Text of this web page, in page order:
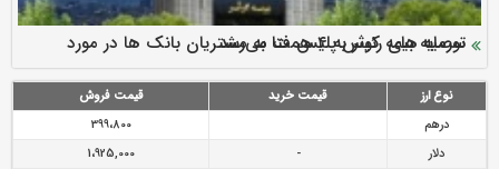
ارزش سهام عدالت بالا رفت
سرمایه بیمه کوثر به ۴ همت می‌رسد
نود ثانیه با فولاد سنگان
تقدیر دبیرکل سندیکای بیمه گران ایران از اقدامات مدیرعامل بیمه
رازی
توصیه های رئیس پلیس فتا به مشتریان بانک ها در مورد
پیشگیری از سرقت های مجازی
نوع ارز قیمت خرید
قیمت فروش
درهم
399،800
دلار
-
1،925,000